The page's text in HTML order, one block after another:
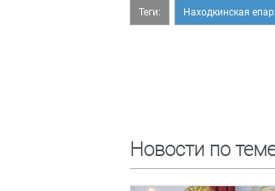
Теги: Находкинская
Новости по